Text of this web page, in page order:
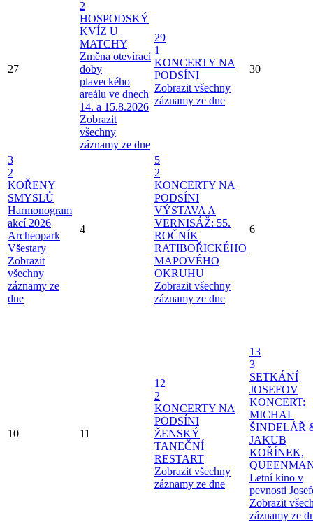
27
2
HOSPODSKÝ
KVÍZ U
MATCHY
Změna otevírací
doby
plaveckého
areálu ve dnech
14. a 15.8.2026
Zobrazit
všechny
záznamy ze dne
29
1
KONCERTY NA
PODSÍNI
Zobrazit všechny
záznamy ze dne
30
3
2
KOŘENY
SMYSLŮ
Harmonogram
akcí 2026
Archeopark
Všestary
Zobrazit
všechny
záznamy ze
dne
4
5
2
KONCERTY NA
PODSÍNI
VÝSTAVA A
VERNISÁŽ: 55.
ROČNÍK
RATIBOŘICKÉHO
MAPOVÉHO
OKRUHU
Zobrazit všechny
záznamy ze dne
6
10 11
12
2
KONCERTY NA
PODSÍNI
ŽENSKÝ
TANEČNÍ
RESTART
Zobrazit všechny
záznamy ze dne
13
3
SETKÁNÍ
JOSEFOV
KONCERT:
MICHAL
ŠINDELÁŘ
JAKUB
KOŘÍNEK,
Letní kino v
pevnosti
Zobrazit
záznamy ze